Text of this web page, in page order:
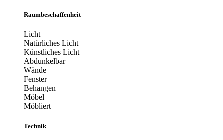
Raumbeschaffenheit
Licht
Natürliches Licht
Künstliches Licht
Abdunkelbar
Wände
Fenster
Behangen
Möbel
Möbliert
Technik